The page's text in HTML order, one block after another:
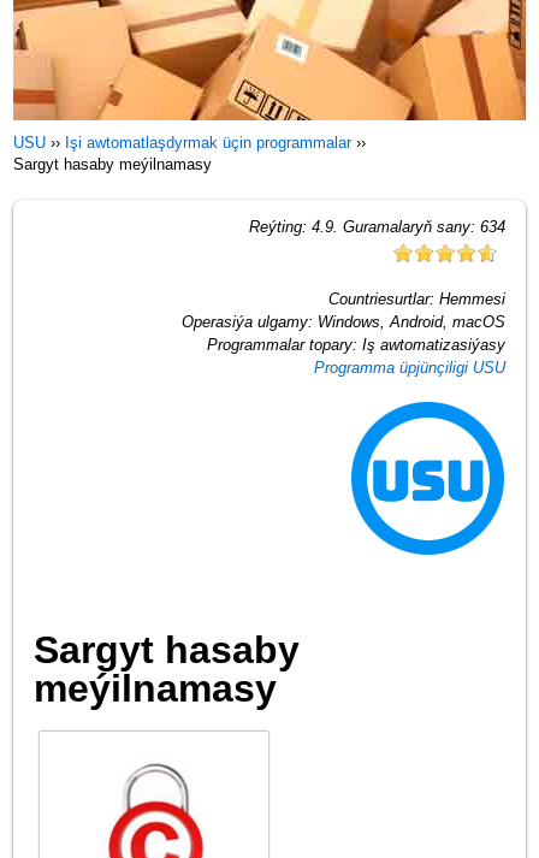
USU ›› Işi awtomatlaşdyrmak üçin programmalar››
Sargyt hasaby meýilnamasy
Reýting: 4.9. Guramalaryň sany: 634
Countriesurtlar: Hemmesi
Operasiýa ulgamy: Windows, Android, macOS
Programmalar topary: Iş awtomatizasiýasy
Programma üpjünçiligi USU
Sargyt hasaby
meýilnamasy